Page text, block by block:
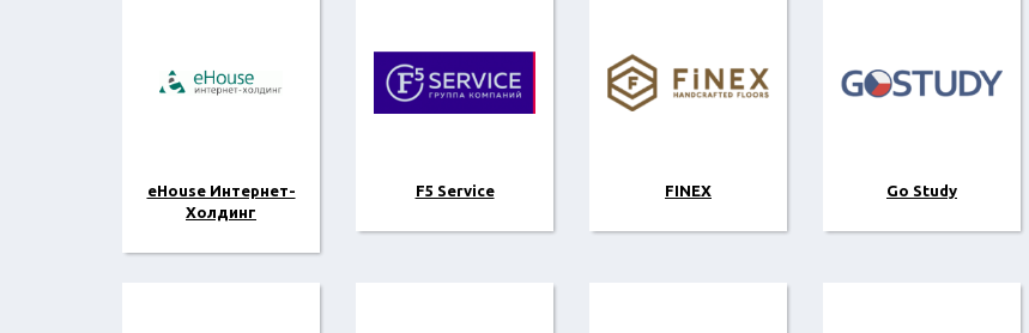
eHouse Интернет-
Холдинг
F5 Service FINEX Go Study